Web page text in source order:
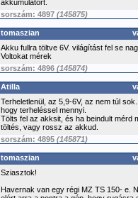
akkumulátort.
sorszám: 4897 (145875)
tomaszian
Akku fullra töltve 6V. világítást fel se
Voltokat mérek
sorszám: 4896 (145874)
Atilla
Terheletlenül, az 5,9-6V, az nem túl
hogy terheléssel mennyi.
Tölts fel az akksit, és ha beindult mérd
töltés, vagy rossz az akkud.
sorszám: 4895 (145871)
tomaszian
Sziasztok!
Havernak van egy régi MZ TS 150- e.